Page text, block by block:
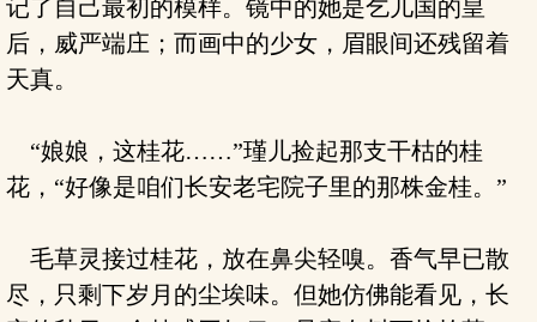
记了自己最初的模样。镜中的她是乞儿国的皇
后，威严端庄；而画中的少女，眉眼间还残留着
天真。
“娘娘，这桂花……”瑾儿捡起那支干枯的桂
花，“好像是咱们长安老宅院子里的那株金桂。”
毛草灵接过桂花，放在鼻尖轻嗅。香气早已散
尽，只剩下岁月的尘埃味。但她仿佛能看见，长